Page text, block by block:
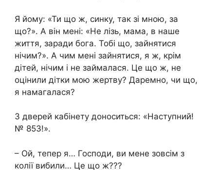
Я йому: «Ти що ж, синку, так зі мною, за
що?». А він мені: «Не лізь, мама, в наше
життя, заради бога. Тобі що, зайнятися
нічим?». А чим мені зайнятися, я ж, крім
дітей, нічим і не займалася. Це що ж, не
оцінили дітки мою жертву? Даремно, чи що,
я намагалася?
З дверей кабінету доноситься: «Наступний!
№ 853!».
– Ой, тепер я… Господи, ви мене зовсім з
колії вибили… Це що ж???